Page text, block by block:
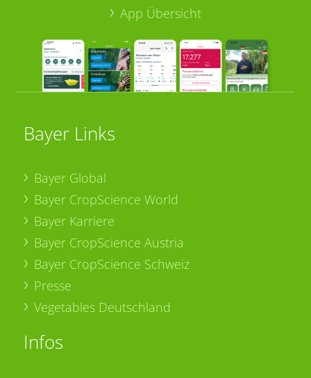
App Übersicht
Bayer Links
Bayer Global
Bayer CropScience World
Bayer Karriere
Bayer CropScience Austria
Bayer CropScience Schweiz
Presse
Vegetables Deutschland
Infos